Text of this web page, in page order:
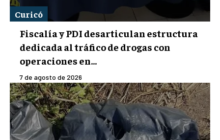
Curicó
Fiscalía y PDI desarticulan estructura
dedicada al tráfico de drogas con
operaciones en...
7 de agosto de 2026